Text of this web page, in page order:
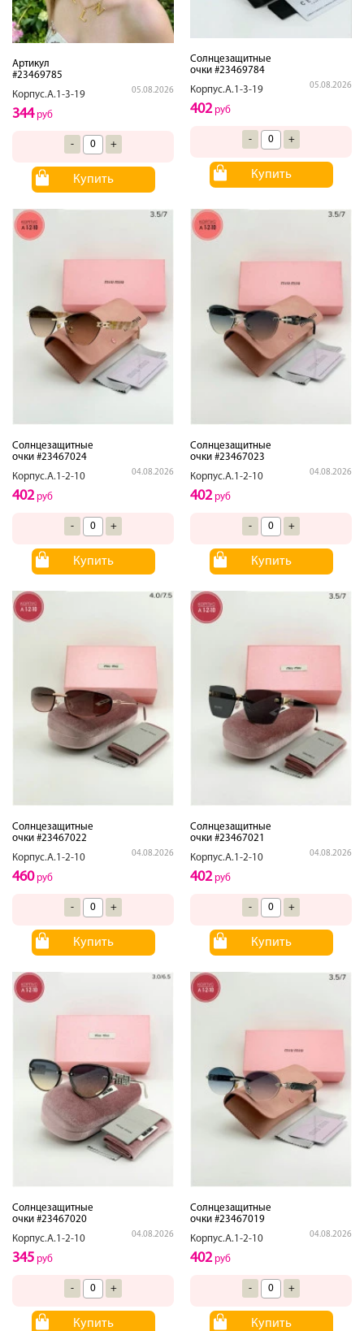
Артикул
#23469785
Корпус.А.1-3-19
05.08.2026
344руб
- +
Купить
Солнцезащитные
очки #23469784
Корпус.А.1-3-19
05.08.2026
402руб
- +
Купить
Солнцезащитные
очки #23467024
Корпус.А.1-2-10
04.08.2026
402руб
- +
Купить
Солнцезащитные
очки #23467023
Корпус.А.1-2-10
04.08.2026
402руб
- +
Купить
Солнцезащитные
очки #23467022
Корпус.А.1-2-10
04.08.2026
460руб
- +
Купить
Солнцезащитные
очки #23467021
Корпус.А.1-2-10
04.08.2026
402руб
- +
Купить
Солнцезащитные
очки #23467020
Корпус.А.1-2-10
04.08.2026
345 руб
- +
Купить
Солнцезащитные
очки #23467019
Корпус.А.1-2-10
04.08.2026
402руб
- +
Купить